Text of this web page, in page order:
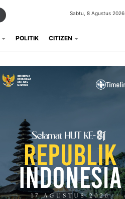
Sabtu, 8 Agustus 2026
POLITIK CITIZEN